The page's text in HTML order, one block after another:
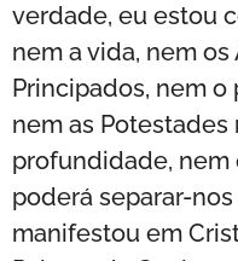
verdade, eu estou
nem a vida, nem
Principados, nem
nem as
profundidade, nem
poderá separar-
manifestou em